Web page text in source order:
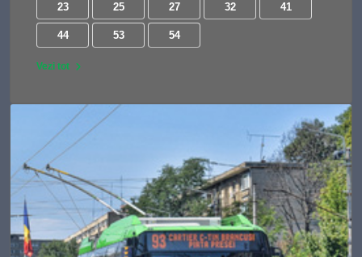
23 25 27 32 41
44 53 54
Vezi tot